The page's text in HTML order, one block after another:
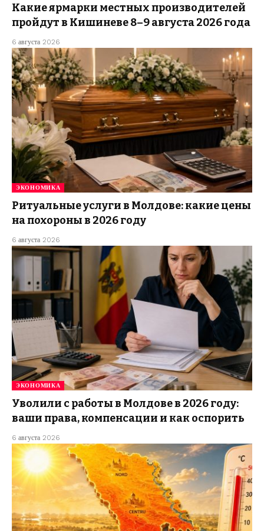
Какие ярмарки местных производителей
пройдут в Кишиневе 8–9 августа 2026 года
6 августа 2026
ЭКОНОМИКА
Ритуальные услуги в Молдове: какие цены
на похороны в 2026 году
6 августа 2026
ЭКОНОМИКА
Уволили с работы в Молдове в 2026 году:
ваши права, компенсации и как оспорить
6 августа 2026